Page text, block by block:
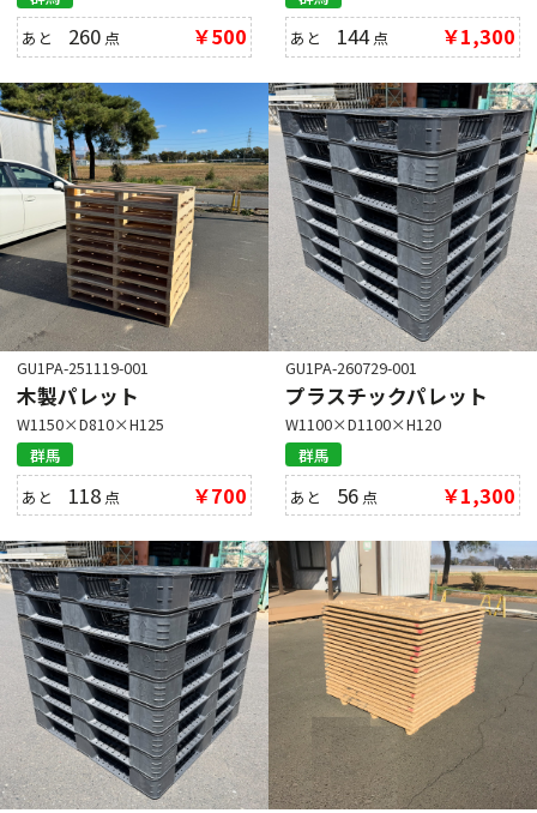
あと 260 点 ￥500
あと 144点 ￥1,300
GU1PA-251119-001
木製パレット
W1150×D810×H125
群馬
あと 118 点 ￥700
GU1PA-260729-001
プラスチックパレット
W1100×D1100×H120
群馬
あと 56 点 ￥1,300